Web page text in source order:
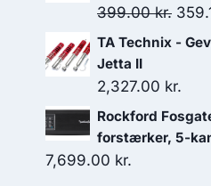
399.00kr. Den
var:
TA Technix -
Jetta II
2,327.00 kr.
Rockford
forstærker, 5-
7,699.00 kr.